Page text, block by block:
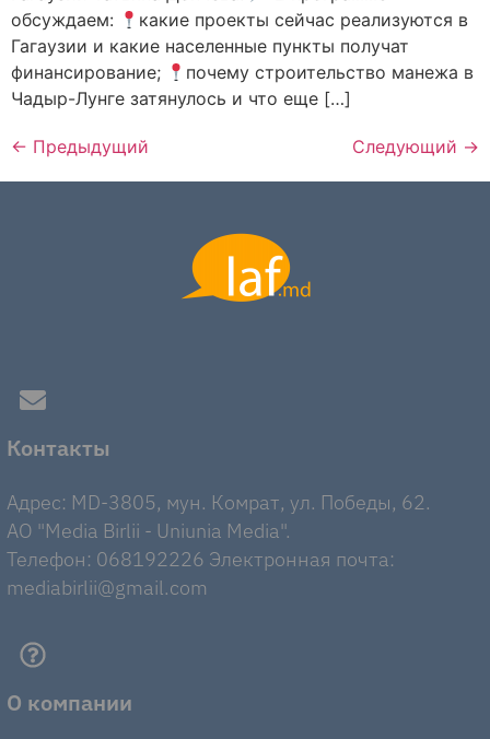
обсуждаем:
какие проекты сейчас реализуются в
Гагаузии и какие населенные пункты получат
финансирование;
почему строительство манежа в
Чадыр-Лунге затянулось и что еще […]
← Предыдущий Следующий →
Контакты
Адрес: MD-3805, мун. Комрат, ул. Победы, 62.
AO "Media Birlii - Uniunia Media".
Телефон: 068192226 Электронная почта:
mediabirlii@gmail.com
О компании